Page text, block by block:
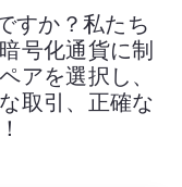
すか？私たち
号化通貨に制
アを選択し、
取引、正確な